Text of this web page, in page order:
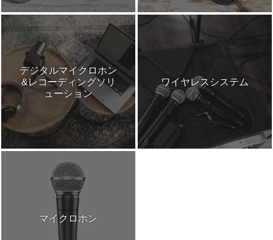
デジタルマイクロホン
&レコーディングソリ
ューション
ワイヤレスシステム
マイクロホン